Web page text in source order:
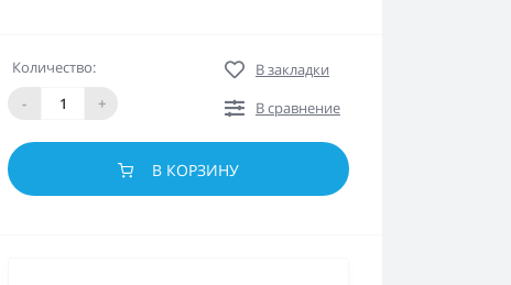
Количество:
-
+
В закладки
В сравнение
В КОРЗИНУ